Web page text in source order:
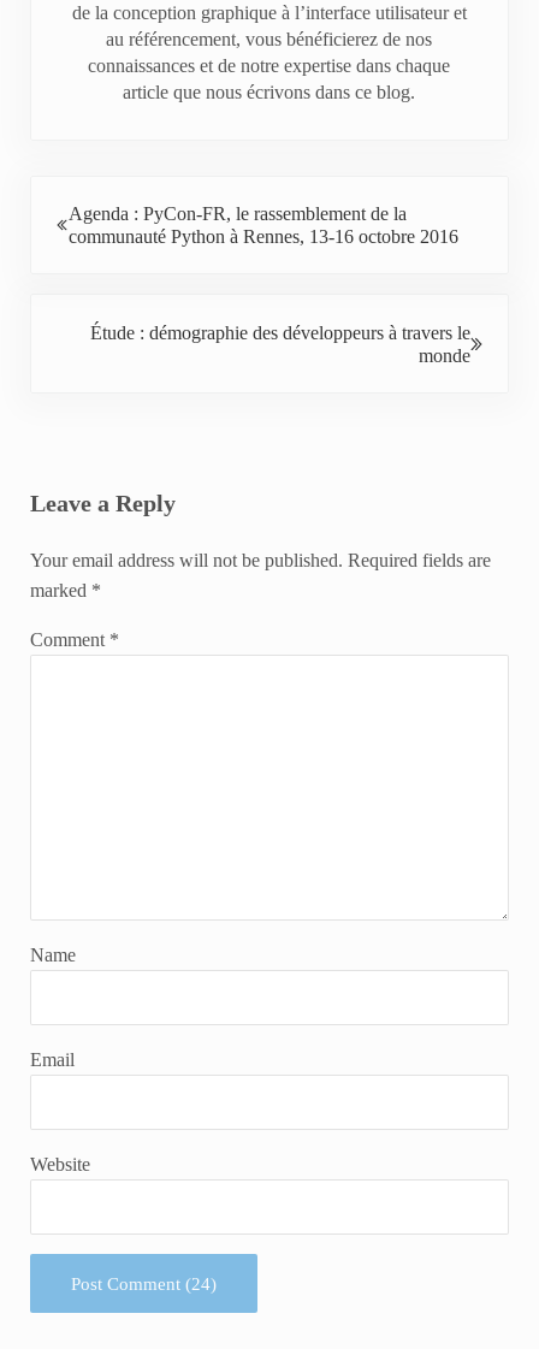
de la conception graphique à l’interface utilisateur et
au référencement, vous bénéficierez de nos
connaissances et de notre expertise dans chaque
article que nous écrivons dans ce blog.
Agenda : PyCon-FR, le rassemblement de la
communauté Python à Rennes, 13-16 octobre 2016
Étude : démographie des développeurs à travers le
monde
Leave a Reply
Your email address will not be published. Required fields are
marked *
Comment *
Name
Email
Website